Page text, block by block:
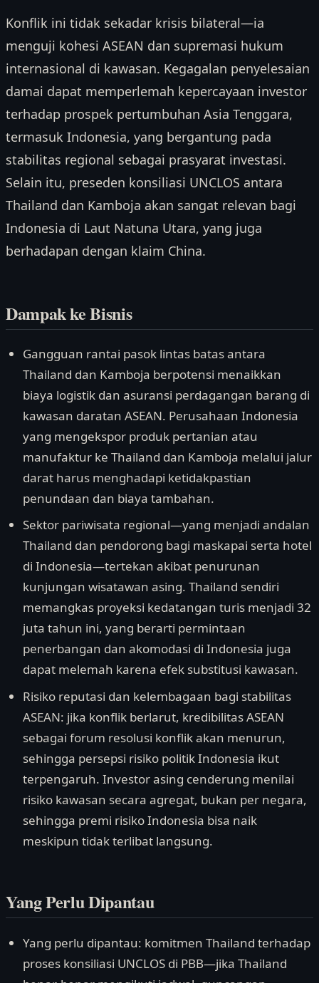
Konflik ini tidak sekadar krisis bilateral—ia
menguji kohesi ASEAN dan supremasi hukum
internasional di kawasan. Kegagalan penyelesaian
damai dapat memperlemah kepercayaan investor
terhadap prospek pertumbuhan Asia Tenggara,
termasuk Indonesia, yang bergantung pada
stabilitas regional sebagai prasyarat investasi.
Selain itu, preseden konsiliasi UNCLOS antara
Thailand dan Kamboja akan sangat relevan bagi
Indonesia di Laut Natuna Utara, yang juga
berhadapan dengan klaim China.
Dampak ke Bisnis
Gangguan rantai pasok lintas batas antara
Thailand dan Kamboja berpotensi menaikkan
biaya logistik dan asuransi perdagangan barang di
kawasan daratan ASEAN. Perusahaan Indonesia
yang mengekspor produk pertanian atau
manufaktur ke Thailand dan Kamboja melalui jalur
darat harus menghadapi ketidakpastian
penundaan dan biaya tambahan.
Sektor pariwisata regional—yang menjadi andalan
Thailand dan pendorong bagi maskapai serta hotel
di Indonesia—tertekan akibat penurunan
kunjungan wisatawan asing. Thailand sendiri
memangkas proyeksi kedatangan turis menjadi 32
juta tahun ini, yang berarti permintaan
penerbangan dan akomodasi di Indonesia juga
dapat melemah karena efek substitusi kawasan.
Risiko reputasi dan kelembagaan bagi stabilitas
ASEAN: jika konflik berlarut, kredibilitas ASEAN
sebagai forum resolusi konflik akan menurun,
sehingga persepsi risiko politik Indonesia ikut
terpengaruh. Investor asing cenderung menilai
risiko kawasan secara agregat, bukan per negara,
sehingga premi risiko Indonesia bisa naik
meskipun tidak terlibat langsung.
Yang Perlu Dipantau
Yang perlu dipantau: komitmen Thailand terhadap
proses konsiliasi UNCLOS di PBB—jika Thailand